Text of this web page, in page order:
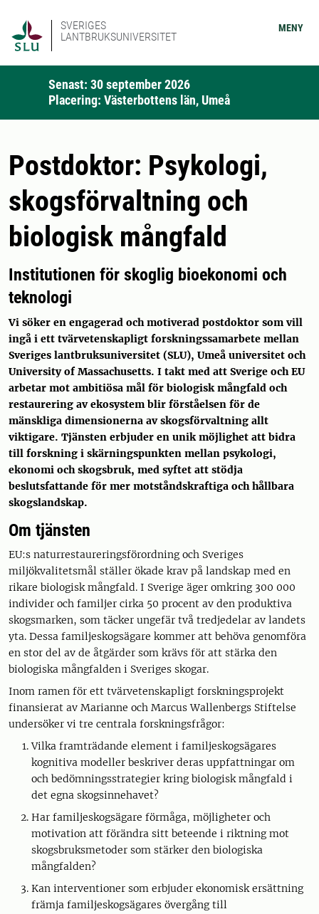
SVERIGES
LANTBRUKSUNIVERSITET
MENY
Senast: 30 september 2026
Placering: Västerbottens län, Umeå
Postdoktor: Psykologi,
skogsförvaltning och
biologisk mångfald
Institutionen för skoglig bioekonomi och
teknologi
Vi söker en engagerad och motiverad postdoktor som vill
ingå i ett tvärvetenskapligt forskningssamarbete mellan
Sveriges lantbruksuniversitet (SLU), Umeå universitet och
University of Massachusetts. I takt med att Sverige och EU
arbetar mot ambitiösa mål för biologisk mångfald och
restaurering av ekosystem blir förståelsen för de
mänskliga dimensionerna av skogsförvaltning allt
viktigare. Tjänsten erbjuder en unik möjlighet att bidra
till forskning i skärningspunkten mellan psykologi,
ekonomi och skogsbruk, med syftet att stödja
beslutsfattande för mer motståndskraftiga och hållbara
skogslandskap.
Om tjänsten
EU:s naturrestaureringsförordning och Sveriges
miljökvalitetsmål ställer ökade krav på landskap med en
rikare biologisk mångfald. I Sverige äger omkring 300 000
individer och familjer cirka 50 procent av den produktiva
skogsmarken, som täcker ungefär två tredjedelar av landets
yta. Dessa familjeskogsägare kommer att behöva genomföra
en stor del av de åtgärder som krävs för att stärka den
biologiska mångfalden i Sveriges skogar.
Inom ramen för ett tvärvetenskapligt forskningsprojekt
finansierat av Marianne och Marcus Wallenbergs Stiftelse
undersöker vi tre centrala forskningsfrågor:
Vilka framträdande element i familjeskogsägares
kognitiva modeller beskriver deras uppfattningar om
och bedömningsstrategier kring biologisk mångfald i
det egna skogsinnehavet?
Har familjeskogsägare förmåga, möjligheter och
motivation att förändra sitt beteende i riktning mot
skogsbruksmetoder som stärker den biologiska
mångfalden?
Kan interventioner som erbjuder ekonomisk ersättning
främja familjeskogsägares övergång till